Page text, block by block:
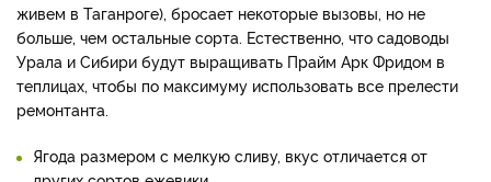
живем в Таганроге), бросает некоторые вызовы, но не
больше, чем остальные сорта. Естественно, что садоводы
Урала и Сибири будут выращивать Прайм Арк Фридом в
теплицах, чтобы по максимуму использовать все прелести
ремонтанта.
Ягода размером с мелкую сливу, вкус отличается от